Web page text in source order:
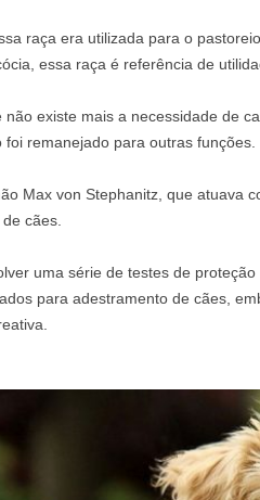
raça era utilizada para o
essa raça é referência de
existe mais a necessidade de
remanejado para outras funções.
Max von Stephanitz, que atuava
cães.
uma série de testes de
para adestramento de cães,